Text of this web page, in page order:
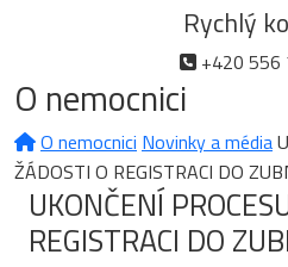
Rychlý
+420 556
O nemocnici
O nemocnici Novinky a média
ŽÁDOSTI O REGISTRACI DO
UKONČENÍ
REGISTRACI DO